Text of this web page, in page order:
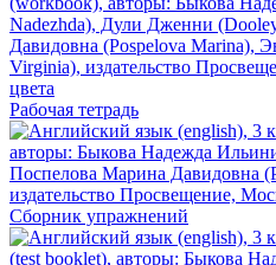
Рабочая тетрадь
Сборник упражнений